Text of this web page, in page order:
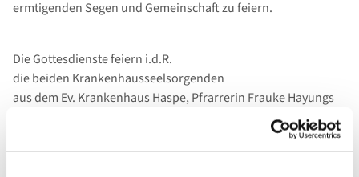
ermtigenden Segen und Gemeinschaft zu feiern.
Die Gottesdienste feiern i.d.R.
die beiden Krankenhausseelsorgenden
aus dem Ev. Krankenhaus Haspe, Pfrarrerin Frauke Hayungs
und dem Allgemeinen Krankenhaus Hagen, Pfarrer Jürgen